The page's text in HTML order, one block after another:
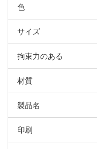
色
サイズ
拘束力のある
材質
製品名
印刷